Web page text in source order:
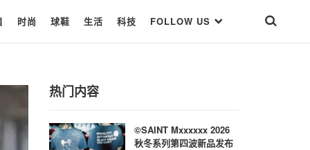
时尚 球鞋 生活 科技 FOLLOW US
热门内容
©SAINT Mxxxxxx 2026
秋冬系列第四波新品发布